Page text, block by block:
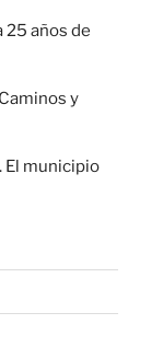
25 años de
y
El municipio